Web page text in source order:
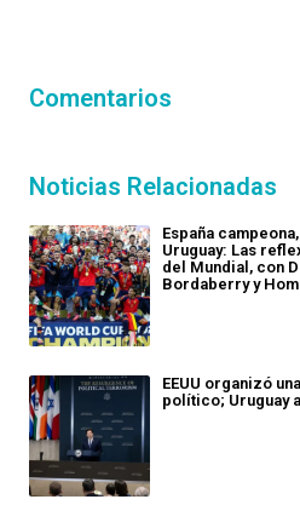
Comentarios
Noticias Relacionadas
España
Uruguay: Las
del Mundial, con
Bordaberry y
EEUU organizó
político; Uruguay